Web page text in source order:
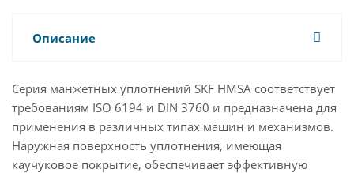
Описание
Серия манжетных уплотнений SKF HMSA соответствует
требованиям ISO 6194 и DIN 3760 и предназначена для
применения в различных типах машин и механизмов.
Наружная поверхность уплотнения, имеющая
каучуковое покрытие, обеспечивает эффективную